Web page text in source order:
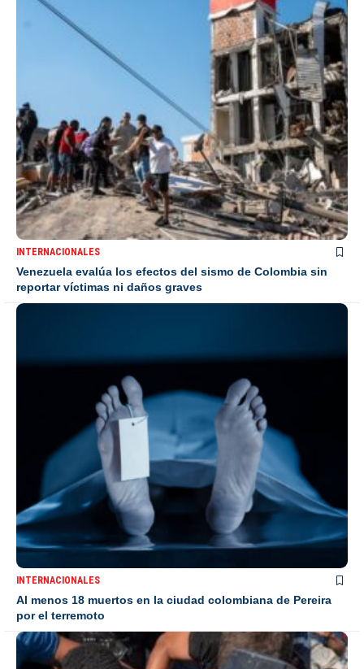
INTERNACIONALES
Venezuela evalúa los efectos del sismo de Colombia sin
reportar víctimas ni daños graves
INTERNACIONALES
Al menos 18 muertos en la ciudad colombiana de Pereira
por el terremoto